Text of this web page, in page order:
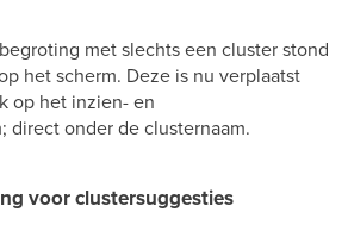
met slechts een cluster stond
het scherm. Deze is nu verplaatst
op het inzien- en
direct onder de clusternaam.
voor clustersuggesties